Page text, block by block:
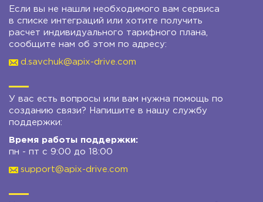
Если вы не нашли необходимого вам сервиса
в списке интеграций или хотите получить
расчет индивидуального тарифного плана,
сообщите нам об этом по адресу:
d.savchuk@apix-drive.com
У вас есть вопросы или вам нужна помощь по
созданию связи? Напишите в нашу службу
поддержки:
Время работы поддержки:
пн - пт с 9:00 до 18:00
support@apix-drive.com